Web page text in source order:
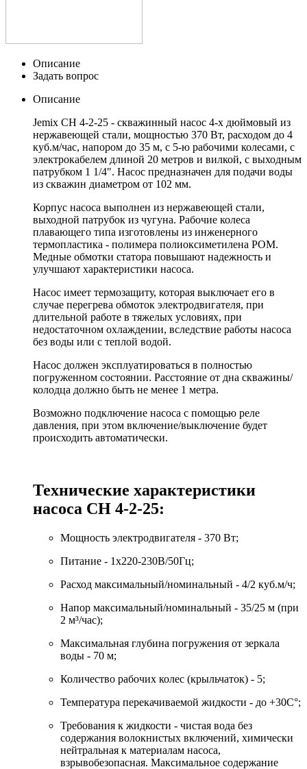
Описание
Задать вопрос
Описание
Jemix СН 4-2-25 - скважинный насос 4-х дюймовый из
нержавеющей стали, мощностью 370 Вт, расходом до 4
куб.м/час, напором до 35 м, с 5-ю рабочими колесами, с
электрокабелем длиной 20 метров и вилкой, с выходным
патрубком 1 1/4". Насос предназначен для подачи воды
из скважин диаметром от 102 мм.
Корпус насоса выполнен из нержавеющей стали,
выходной патрубок из чугуна. Рабочие колеса
плавающего типа изготовлены из инженерного
термопластика - полимера полиоксиметилена POM.
Медные обмотки статора повышают надежность и
улучшают характеристики насоса.
Насос имеет термозащиту, которая выключает его в
случае перегрева обмоток электродвигателя, при
длительной работе в тяжелых условиях, при
недостаточном охлаждении, вследствие работы насоса
без воды или с теплой водой.
Насос должен эксплуатироваться в полностью
погруженном состоянии. Расстояние от дна скважины/
колодца должно быть не менее 1 метра.
Возможно подключение насоса с помощью реле
давления, при этом включение/выключение будет
происходить автоматически.
Технические характеристики
насоса СН 4-2-25:
Мощность электродвигателя - 370 Вт;
Питание - 1x220-230В/50Гц;
Расход максимальный/номинальный - 4/2 куб.м/ч;
Напор максимальный/номинальный - 35/25 м (при
2 м³/час);
Максимальная глубина погружения от зеркала
воды - 70 м;
Количество рабочих колес (крыльчаток) - 5;
Температура перекачиваемой жидкости - до +30С°;
Требования к жидкости - чистая вода без
содержания волокнистых включений, химически
нейтральная к материалам насоса,
взрывобезопасная. Максимальное содержание